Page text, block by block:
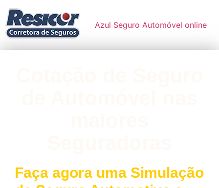
Azul Seguro Automóvel online
Faça agora uma Simulação